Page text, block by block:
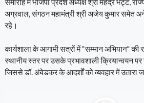
अग्रवाल, संगठन महामंत्री श्री अजेय कुमार समेत
रहे।
कार्यशाला के आगामी सत्रों में “सम्मान अभियान” की
स्थानीय स्तर पर उसके प्रभावशाली क्रियान्वयन पर
जिससे डॉ. अंबेडकर के आदर्शों को व्यवहार में उतारा